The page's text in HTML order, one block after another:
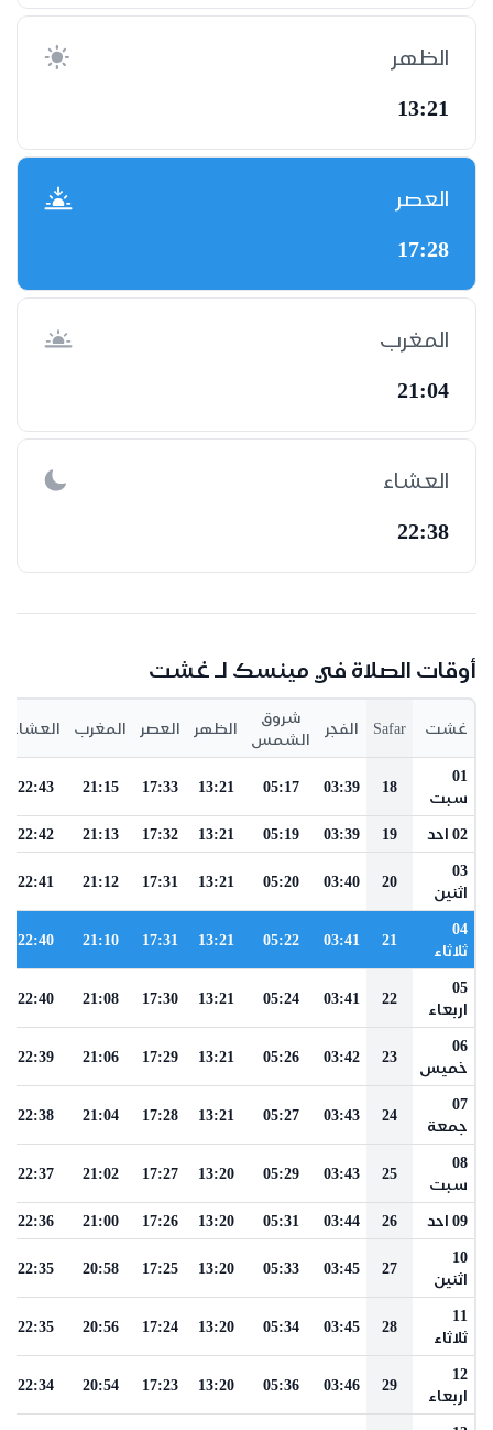
الظهر
13:21
العصر
17:28
المغرب
21:04
العشاء
22:38
أوقات الصلاة في مينسك لـ غشت
غشت Safar الفجر
شروق
الشمس
الظهر العصر المغرب العشاء
01
سبت
18
03:39
05:17
13:21
17:33
21:15
22:43
02 احد 19
03:39
05:19
13:21
17:32
21:13
22:42
03
اثنين
20
03:40
05:20
13:21
17:31
21:12
22:41
04
ثلاثاء
21
03:41
05:22
13:21
17:31
21:10
22:40
05
اربعاء
22
03:41
05:24
13:21
17:30
21:08
22:40
06
خميس
23
03:42
05:26
13:21
17:29
21:06
22:39
07
جمعة
24
03:43
05:27
13:21
17:28
21:04
22:38
08
سبت
25
03:43
05:29
13:20
17:27
21:02
22:37
09 احد 26
03:44
05:31
13:20
17:26
21:00
22:36
10
اثنين
27
03:45
05:33
13:20
17:25
20:58
22:35
11
ثلاثاء
28
03:45
05:34
13:20
17:24
20:56
22:35
12
اربعاء
29
03:46
05:36
13:20
17:23
20:54
22:34